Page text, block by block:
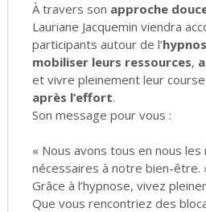
À travers son approche
Lauriane Jacquemin viendra
participants autour de l’
mobiliser leurs ressources,
et vivre pleinement leur
après l’effort.
Son message pour vous :
« Nous avons tous en nous
nécessaires à notre bien-être.
Grâce à l’hypnose, vivez
Que vous rencontriez des